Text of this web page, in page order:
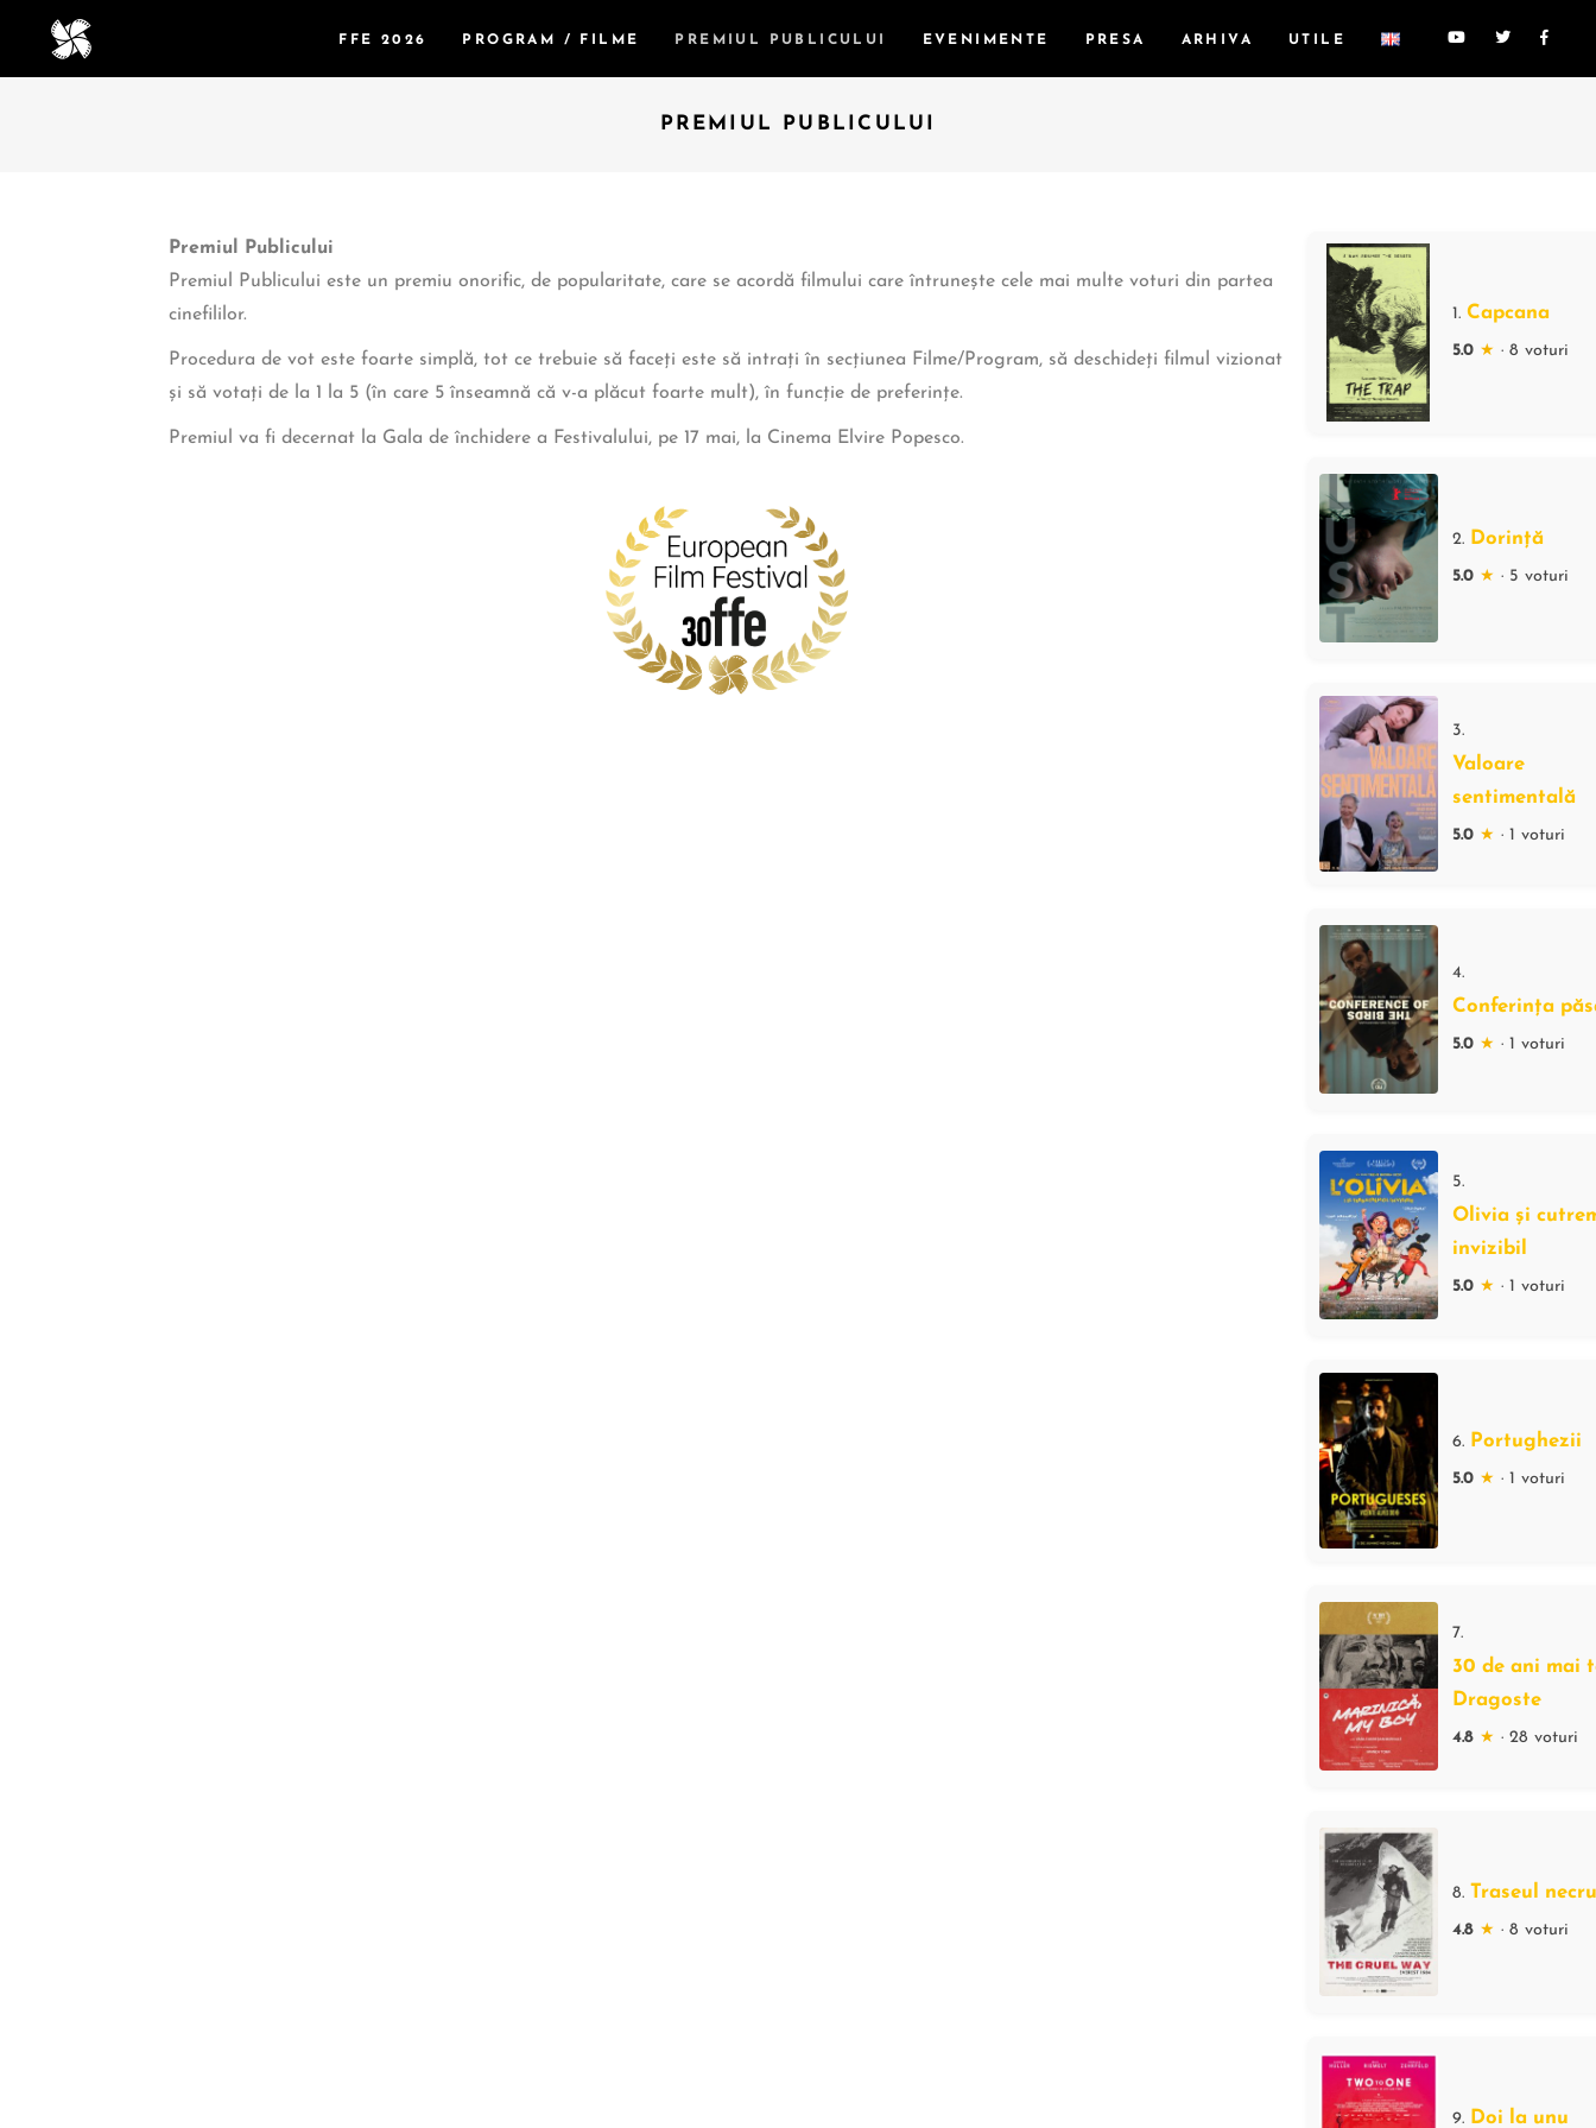
FFE 2026 PROGRAM / FILME PREMIUL PUBLICULUI EVENIMENTE PRESA ARHIVA UTILE
PREMIUL PUBLICULUI
Premiul Publicului
Premiul Publicului este un premiu onorific, de popularitate, care se acordă filmului care întrunește cele mai multe voturi din partea
cinefililor.
Procedura de vot este foarte simplă, tot ce trebuie să faceți este să intrați în secțiunea Filme/Program, să deschideți filmul vizionat
și să votați de la 1 la 5 (în care 5 înseamnă că v-a plăcut foarte mult), în funcție de preferințe.
Premiul va fi decernat la Gala de închidere a Festivalului, pe 17 mai, la Cinema Elvire Popesco.
1. Capcana
5.0 ★ · 8 voturi
2. Dorință
5.0 ★ · 5 voturi
3.
Valoare
sentimentală
5.0 ★ · 1 voturi
4.
Conferința
5.0 ★ · 1 voturi
5.
Olivia și
invizibil
5.0 ★ · 1 voturi
6. Portughezii
5.0 ★ · 1 voturi
7.
30 de ani mai
Dragoste
4.8 ★ · 28 voturi
8. Traseul
4.8 ★ · 8 voturi
9. Doi la unu